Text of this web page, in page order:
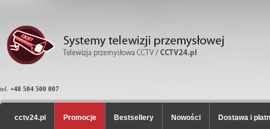
tel. +48 504 500 007
cctv24.pl Promocje Bestsellery Nowości Dostawa i